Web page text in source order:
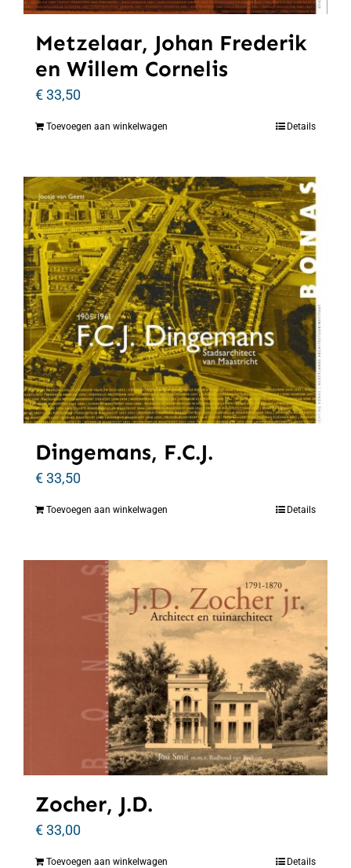
Metzelaar, Johan Frederik
en Willem Cornelis
€33,50
Toevoegen aan winkelwagen Details
Dingemans, F.C.J.
€33,50
Toevoegen aan winkelwagen Details
Zocher, J.D.
€33,00
Toevoegen aan winkelwagen Details